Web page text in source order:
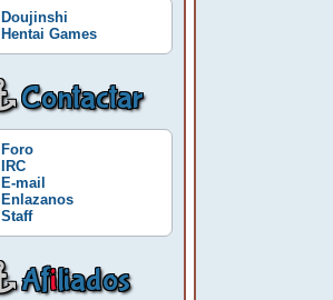
Doujinshi
Hentai Games
Contactar
Foro
IRC
E-mail
Enlazanos
Staff
Afiliados